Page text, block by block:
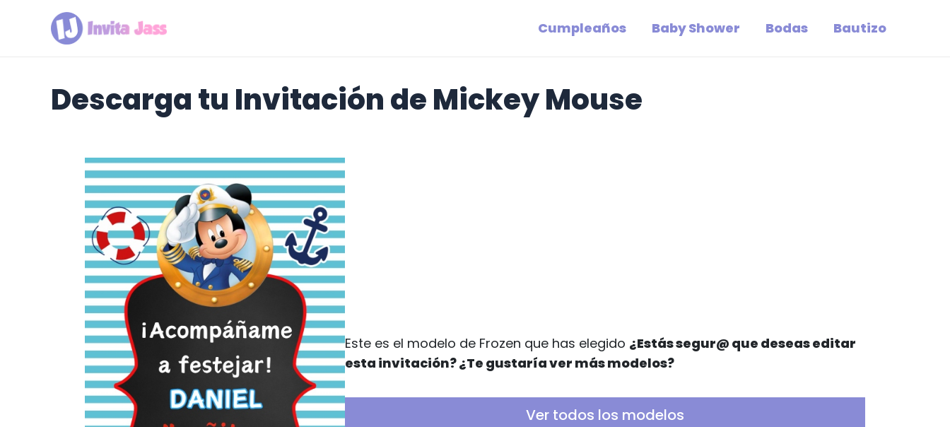
contenido
Cumpleaños Baby Shower Bodas Bautizo
Descarga tu Invitación de Mickey Mouse
Este es el modelo de Frozen que has elegido ¿Estás segur@ que deseas editar
esta invitación? ¿Te gustaría ver más modelos?
Ver todos los modelos